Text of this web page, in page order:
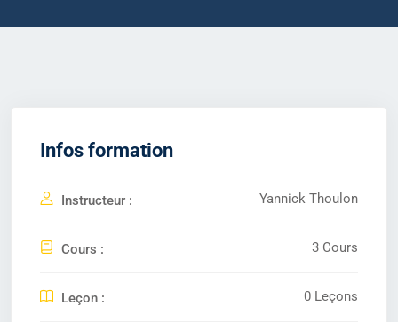
Infos formation
Instructeur : Yannick Thoulon
Cours : 3 Cours
Leçon : 0 Leçons